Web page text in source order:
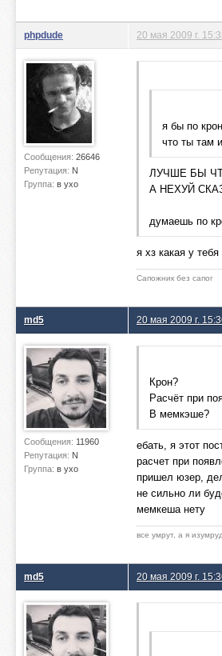
phpdude
Сообщения: 26646
Репутация: N
Группа: в ухо
20 мая 2009 г.
я бы по
что ты там
ЛУЧШЕ БЫ
А НЕХУЙ
думаешь по
я хз какая у
Сапожник без сапог
md5
Сообщения: 11960
Репутация: N
Группа: в ухо
20 мая 2009 г.
Крон?
Расчёт при
В мемкэше?
ебать, я этот
расчет при
пришел юзер,
не сильно ли
мемкеша нету
все умрут, а я изумруд
md5 20 мая 2009 г.